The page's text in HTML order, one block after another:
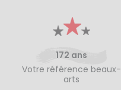
172 ans
Votre référence beaux-
arts